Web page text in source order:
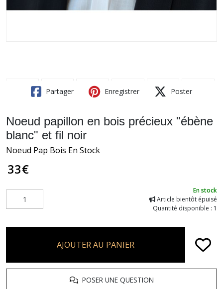
Partager Enregistrer Poster
Noeud papillon en bois précieux "ébène
blanc" et fil noir
Noeud Pap Bois En Stock
33€
En stock
Article bientôt épuisé
Quantité disponible : 1
AJOUTER AU PANIER
POSER UNE QUESTION